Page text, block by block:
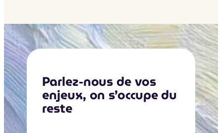
Parlez-nous de vos
enjeux, on s’occupe du
reste